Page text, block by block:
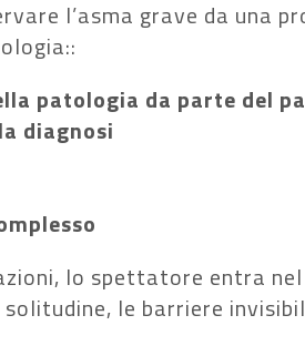
l’asma grave da una
:
patologia da parte del
diagnosi
lo spettatore entra nel
le barriere